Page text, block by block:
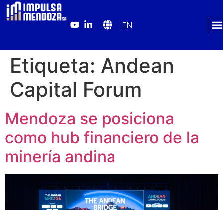
EN
Etiqueta: Andean
Capital Forum
Mendoza se posiciona
como hub financiero de la
minería andina